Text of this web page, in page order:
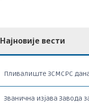
Најновије вести
Пливалиште ЗСМСРС
Званична изјава Завода